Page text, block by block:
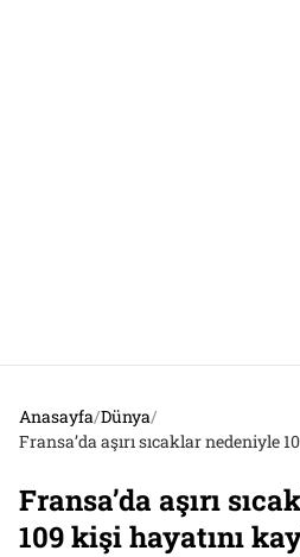
Anasayfa/Dünya/
Fransa’da aşırı sıcaklar nedeniyle
Fransa’da aşırı
109 kişi hayatını